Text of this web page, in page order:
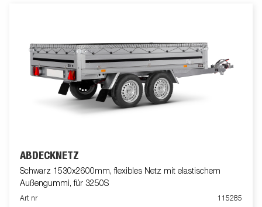
ABDECKNETZ
Schwarz 1530x2600mm, flexibles Netz mit elastischem
Außengummi, für 3250S
Art nr 115285